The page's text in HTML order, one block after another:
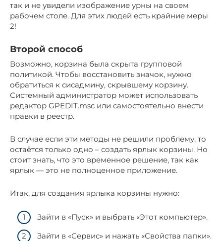
так и не увидели изображение урны на своем
рабочем столе. Для этих людей есть крайние меры
2!
Второй способ
Возможно, корзина была скрыта групповой
политикой. Чтобы восстановить значок, нужно
обратиться к сисадмину, скрывшему корзину.
Системный администратор может использовать
редактор GPEDIT.msc или самостоятельно внести
правки в реестр.
В случае если эти методы не решили проблему, то
остаётся только одно – создать ярлык корзины. Но
стоит знать, что это временное решение, так как
ярлык — это не полноценное приложение.
Итак, для создания ярлыка корзины нужно:
Зайти в «Пуск» и выбрать «Этот компьютер».
Зайти в «Сервис» и нажать «Свойства папки».